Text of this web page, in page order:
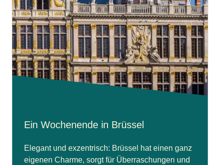
Ein Wochenende in Brüssel
Elegant und exzentrisch: Brüssel hat einen ganz
eigenen Charme, sorgt für Überraschungen und